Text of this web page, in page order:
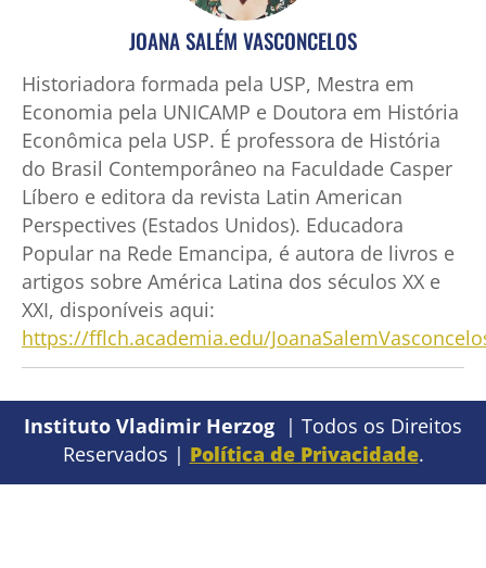
JOANA SALÉM VASCONCELOS
Historiadora formada pela USP, Mestra em
Economia pela UNICAMP e Doutora em História
Econômica pela USP. É professora de História
do Brasil Contemporâneo na Faculdade Casper
Líbero e editora da revista Latin American
Perspectives (Estados Unidos). Educadora
Popular na Rede Emancipa, é autora de livros e
artigos sobre América Latina dos séculos XX e
XXI, disponíveis aqui:
https://fflch.academia.edu/
Instituto Vladimir Herzog | Todos os Direitos
Reservados | Política de Privacidade.